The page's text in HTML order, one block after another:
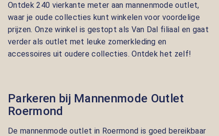
Ontdek 240 vierkante meter aan mannenmode outlet,
waar je oude collecties kunt winkelen voor voordelige
prijzen. Onze winkel is gestopt als Van Dal filiaal en gaat
verder als outlet met leuke zomerkleding en
accessoires uit oudere collecties. Ontdek het zelf!
Parkeren bij Mannenmode Outlet
Roermond
De mannenmode outlet in Roermond is goed bereikbaar